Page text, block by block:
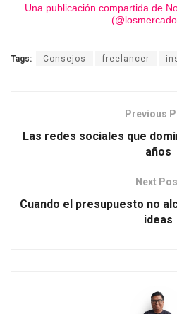
Una publicación compartida de
Tags: Consejos freelancer
Previous
Las redes sociales que
años
Next
Cuando el presupuesto no
ideas